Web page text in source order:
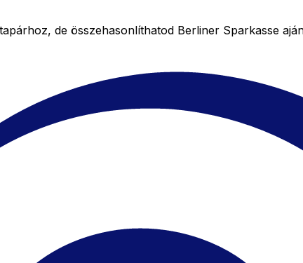
de összehasonlíthatod Berliner Sparkasse